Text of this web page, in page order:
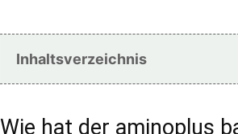
Inhaltsverzeichnis
Wie hat der aminoplus